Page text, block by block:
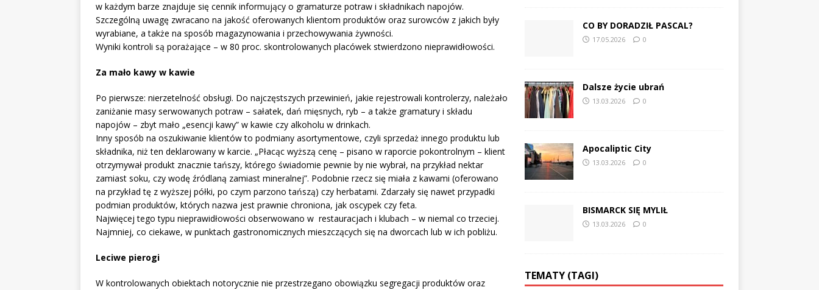
w każdym barze znajduje się cennik informujący o gramaturze potraw i składnikach napojów.
Szczególną uwagę zwracano na jakość oferowanych klientom produktów oraz surowców z jakich były
wyrabiane, a także na sposób magazynowania i przechowywania żywności.
Wyniki kontroli są porażające – w 80 proc. skontrolowanych placówek stwierdzono nieprawidłowości.
Za mało kawy w kawie
Po pierwsze: nierzetelność obsługi. Do najczęstszych przewinień, jakie rejestrowali kontrolerzy, należało
zaniżanie masy serwowanych potraw – sałatek, dań mięsnych, ryb – a także gramatury i składu
napojów – zbyt mało „esencji kawy” w kawie czy alkoholu w drinkach.
Inny sposób na oszukiwanie klientów to podmiany asortymentowe, czyli sprzedaż innego produktu lub
składnika, niż ten deklarowany w karcie. „Płacąc wyższą cenę – pisano w raporcie pokontrolnym – klient
otrzymywał produkt znacznie tańszy, którego świadomie pewnie by nie wybrał, na przykład nektar
zamiast soku, czy wodę źródlaną zamiast mineralnej”. Podobnie rzecz się miała z kawami (oferowano
na przykład tę z wyższej półki, po czym parzono tańszą) czy herbatami. Zdarzały się nawet przypadki
podmian produktów, których nazwa jest prawnie chroniona, jak oscypek czy feta.
Najwięcej tego typu nieprawidłowości obserwowano w restauracjach i klubach – w niemal co trzeciej.
Najmniej, co ciekawe, w punktach gastronomicznych mieszczących się na dworcach lub w ich pobliżu.
Leciwe pierogi
W kontrolowanych obiektach notorycznie nie przestrzegano obowiązku segregacji produktów oraz
CO BY DORADZIŁ PASCAL?
17.05.2026 0
Dalsze życie ubrań
13.03.2026 0
Apocaliptic City
13.03.2026 0
BISMARCK SIĘ MYLIŁ
13.03.2026 0
TEMATY (TAGI)